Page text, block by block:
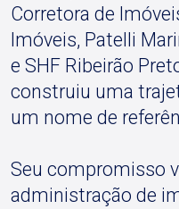
Corretora de
Imóveis, Patelli
e SHF Ribeirão
construiu uma
um nome de
Seu compromisso
administração de